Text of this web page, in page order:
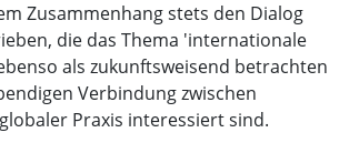
Zusammenhang stets den Dialog
die das Thema 'internationale
als zukunftsweisend betrachten
Verbindung zwischen
Praxis interessiert sind.